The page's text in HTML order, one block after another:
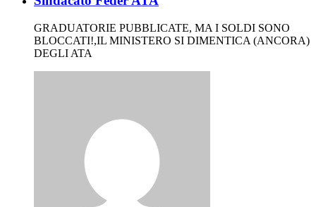
GRADUATORIE PUBBLICATE, MA I SOLDI SONO
BLOCCATI!,IL MINISTERO SI DIMENTICA (ANCORA)
DEGLI ATA